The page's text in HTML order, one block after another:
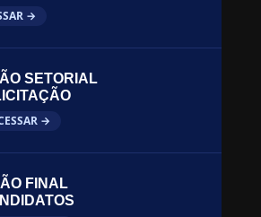
→
SETORIAL
→
FINAL